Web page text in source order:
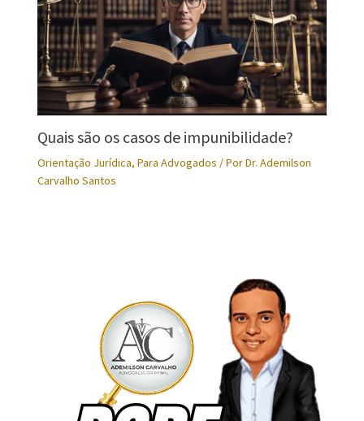
Quais são os casos de impunibilidade?
Orientação Jurídica, Para Advogados / PorDr. Ademilson
Carvalho Santos